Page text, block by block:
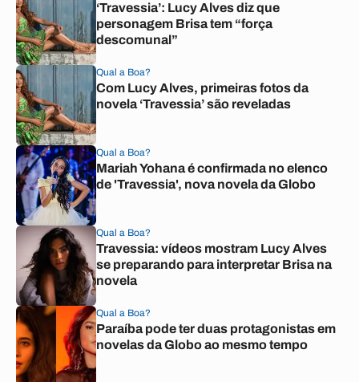
‘Travessia’: Lucy Alves diz que
personagem Brisa tem “força
descomunal”
Qual a Boa?
Com Lucy Alves, primeiras fotos da
novela ‘Travessia’ são reveladas
Qual a Boa?
Mariah Yohana é confirmada no elenco
de 'Travessia', nova novela da Globo
Qual a Boa?
Travessia: vídeos mostram Lucy Alves
se preparando para interpretar Brisa na
novela
Qual a Boa?
Paraíba pode ter duas protagonistas em
novelas da Globo ao mesmo tempo